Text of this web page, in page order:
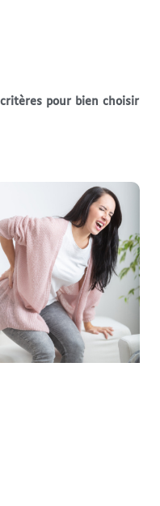
pour bien choisir